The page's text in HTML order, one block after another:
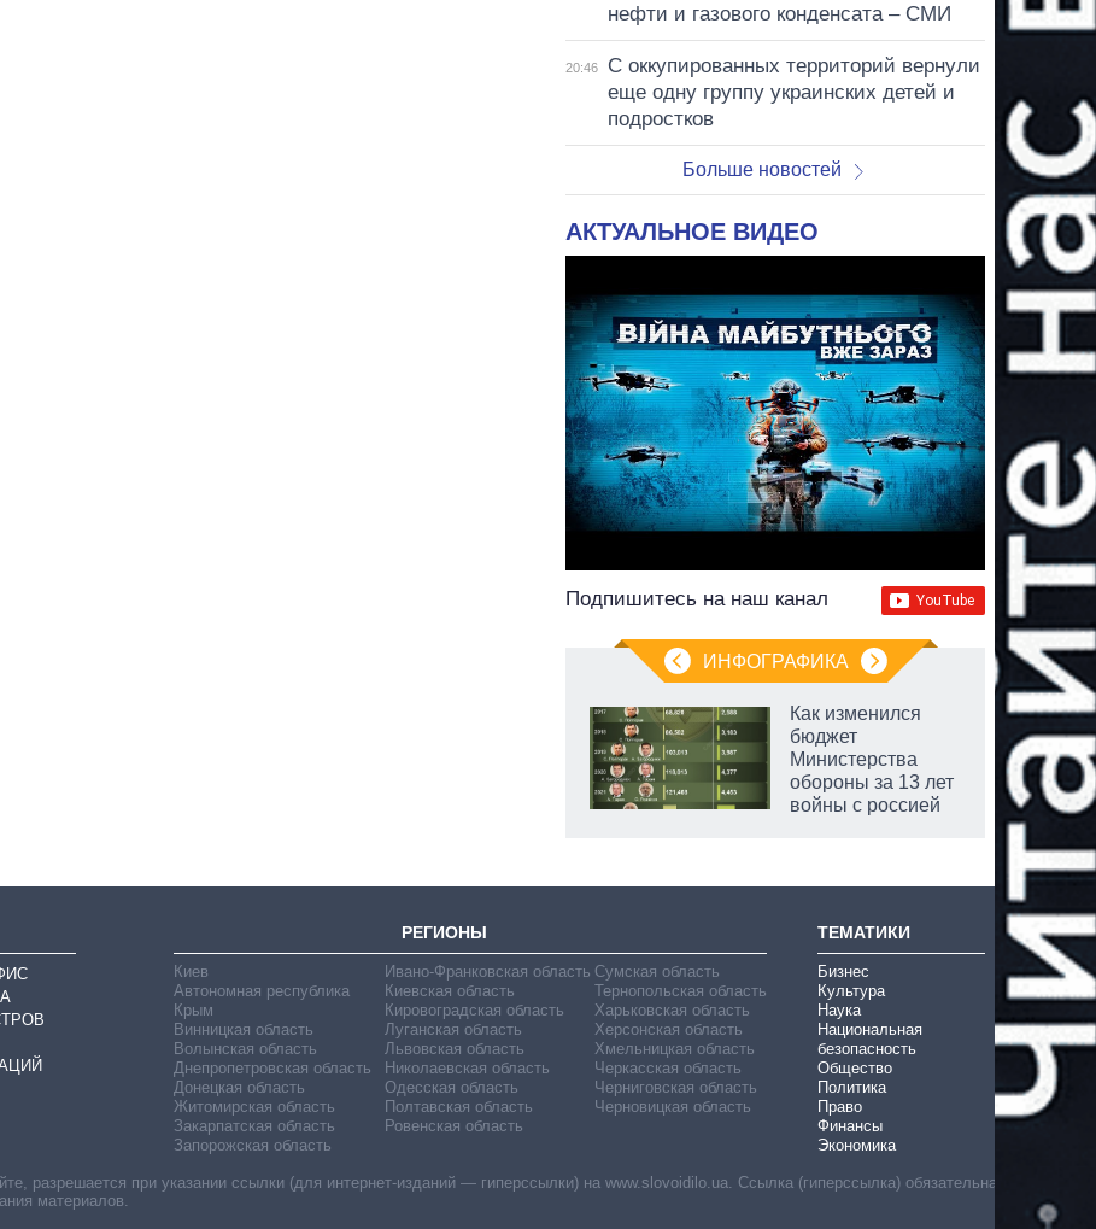
нефти и газового конденсата – СМИ
20:46
С оккупированных территорий вернули
еще одну группу украинских детей и
подростков
Больше новостей
АКТУАЛЬНОЕ ВИДЕО
Подпишитесь на наш канал
ИНФОГРАФИКА
Как изменился
бюджет
Министерства
обороны за 13 лет
войны с россией
РЕГИОНЫ
Киев
Автономная республика
Крым
Винницкая область
Волынская область
Днепропетровская область
Донецкая область
Житомирская область
Закарпатская область
Запорожская область
Ивано-Франковская область
Киевская область
Кировоградская область
Луганская область
Львовская область
Николаевская область
Одесская область
Полтавская область
Ровенская область
Сумская область
Тернопольская область
Харьковская область
Херсонская область
Хмельницкая область
Черкасская область
Черниговская область
Черновицкая область
ТЕМАТИКИ
Бизнес
Культура
Наука
Национальная
безопасность
Общество
Политика
Право
Финансы
Экономика
разрешается при указании ссылки (для интернет-изданий — гиперссылки) на www.slovoidilo.ua. Ссылка (гиперссылка) обязательна
материалов.